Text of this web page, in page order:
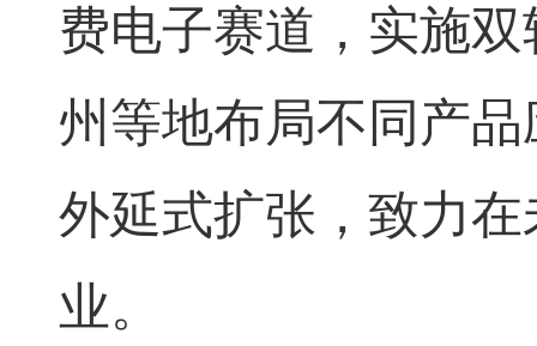
费电子赛道，实施
州等地布局不同产
外延式扩张，致力
业。